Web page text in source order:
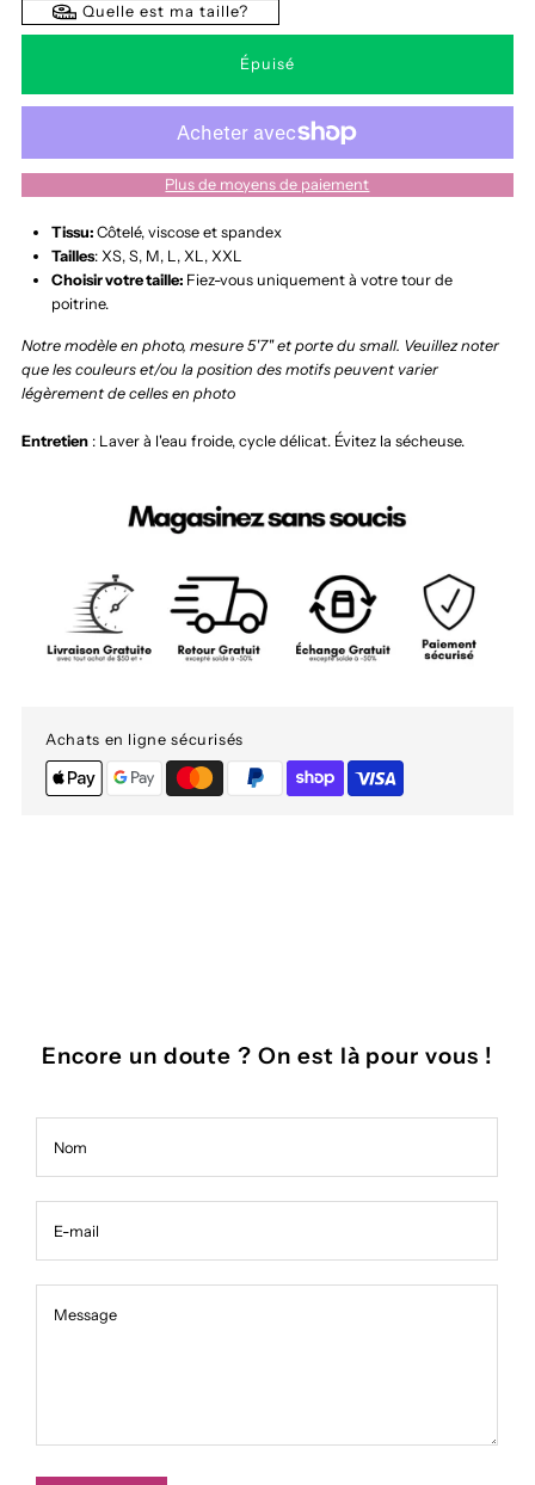
de
Adèle
de
Adèle
Quelle est ma taille?
Plus de moyens de paiement
Tissu:Côtelé, viscose et spandex
Tailles: XS, S, M, L, XL, XXL
Choisir votre taille: Fiez-vous uniquement à votre tour de
poitrine.
Notre modèle en photo, mesure 5'7" et porte du small. Veuillez noter
que les couleurs et/ou la position des motifs peuvent varier
légèrement de celles en photo
Entretien : Laver à l'eau froide, cycle délicat. Évitez la sécheuse.
Achats en ligne sécurisés
Encore un doute ? On est là pour vous !
Nom
E-mail
Message
Message